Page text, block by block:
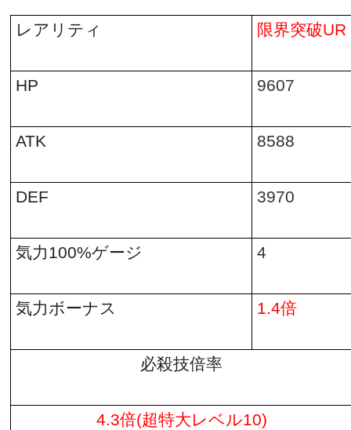
レアリティ 限界突破UR
HP 9607
ATK 8588
DEF 3970
気力100%ゲージ 4
気力ボーナス 1.4倍
必殺技倍率
4.3倍(超特大レベル10)